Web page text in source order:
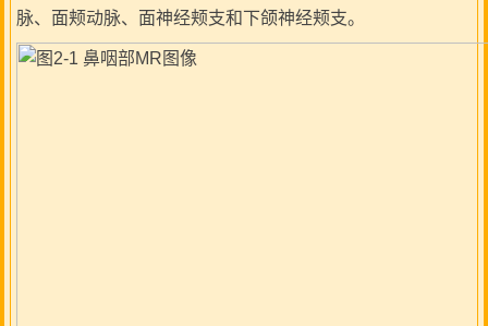
脉、面颊动脉、面神经颊支和下颌神经颊支。